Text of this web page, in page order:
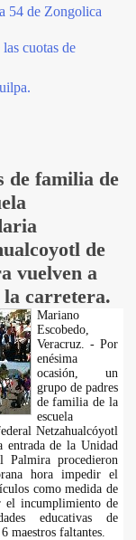
54 de Zongolica
cuotas de
de familia de
de
vuelven a
carretera.
Mariano
Escobedo,
Veracruz. - Por
enésima
ocasión, un
grupo de padres
de familia de la
escuela
Netzahualcóyotl
entrada de la Unidad
Palmira procedieron
hora impedir el
como medida de
el incumplimiento de
educativas de
maestros faltantes.